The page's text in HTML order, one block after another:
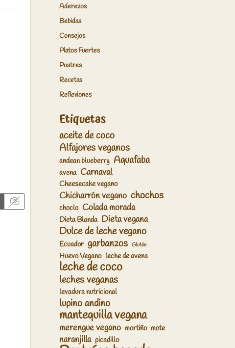
Aderezos
Bebidas
Consejos
Platos Fuertes
Postres
Recetas
Reflexiones
Etiquetas
aceite de coco
Alfajores veganos
andean blueberry Aquafaba
avena Carnaval
Cheesecake vegano
Chicharrón vegano chochos
choclo Colada morada
Dieta Blanda Dieta vegana
Dulce de leche vegano
Ecuador garbanzos Glutén
Huevo Vegano leche de avena
leche de coco
leches veganas
levadura nutricional
lupino andino
mantequilla vegana
merengue vegano mortiño mote
naranjilla picadillo